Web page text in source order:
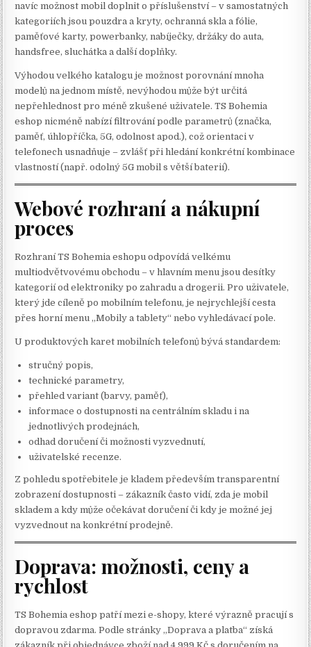
navíc možnost mobil doplnit o příslušenství – v samostatných
kategoriích jsou pouzdra a kryty, ochranná skla a fólie,
paměťové karty, powerbanky, nabíječky, držáky do auta,
handsfree, sluchátka a další doplňky.
Výhodou velkého katalogu je možnost porovnání mnoha
modelů na jednom místě, nevýhodou může být určitá
nepřehlednost pro méně zkušené uživatele. TS Bohemia
eshop nicméně nabízí filtrování podle parametrů (značka,
paměť, úhlopříčka, 5G, odolnost apod.), což orientaci v
telefonech usnadňuje – zvlášť při hledání konkrétní kombinace
vlastností (např. odolný 5G mobil s větší baterií).
Webové rozhraní a nákupní
proces
Rozhraní TS Bohemia eshopu odpovídá velkému
multiodvětvovému obchodu – v hlavním menu jsou desítky
kategorií od elektroniky po zahradu a drogerii. Pro uživatele,
který jde cíleně po mobilním telefonu, je nejrychlejší cesta
přes horní menu „Mobily a tablety“ nebo vyhledávací pole.
U produktových karet mobilních telefonů bývá standardem:
stručný popis,
technické parametry,
přehled variant (barvy, paměť),
informace o dostupnosti na centrálním skladu i na
jednotlivých prodejnách,
odhad doručení či možnosti vyzvednutí,
uživatelské recenze.
Z pohledu spotřebitele je kladem především transparentní
zobrazení dostupnosti – zákazník často vidí, zda je mobil
skladem a kdy může očekávat doručení či kdy je možné jej
vyzvednout na konkrétní prodejně.
Doprava: možnosti, ceny a
rychlost
TS Bohemia eshop patří mezi e-shopy, které výrazně pracují s
dopravou zdarma. Podle stránky „Doprava a platba“ získá